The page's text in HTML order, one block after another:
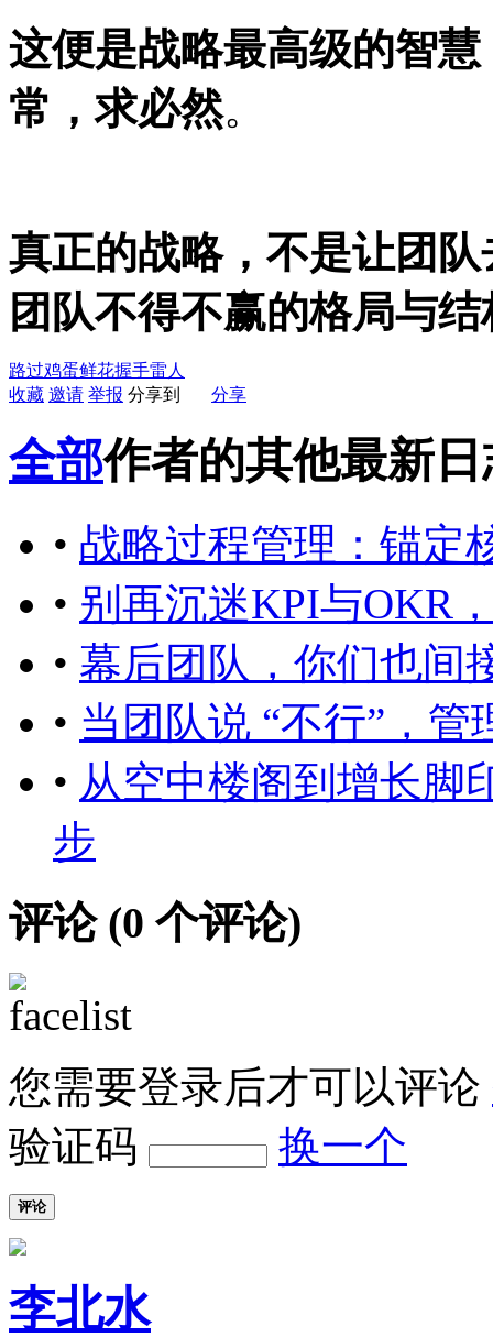
这便是战略最高级的智
常，求必然。
真正的战略，不是让团队
团队不得不赢的格局与结
路过鸡蛋鲜花握手雷人
收藏 邀请 举报 分享到 分享
全部作者的其他最新日
• 战略过程管理：锚定
• 别再沉迷KPI与OKR
• 幕后团队，你们也间
• 当团队说 “不行”，
• 从空中楼阁到增长脚
步
评论 (0 个评论)
您需要登录后才可以评论
验证码
换一个
评论
李北水